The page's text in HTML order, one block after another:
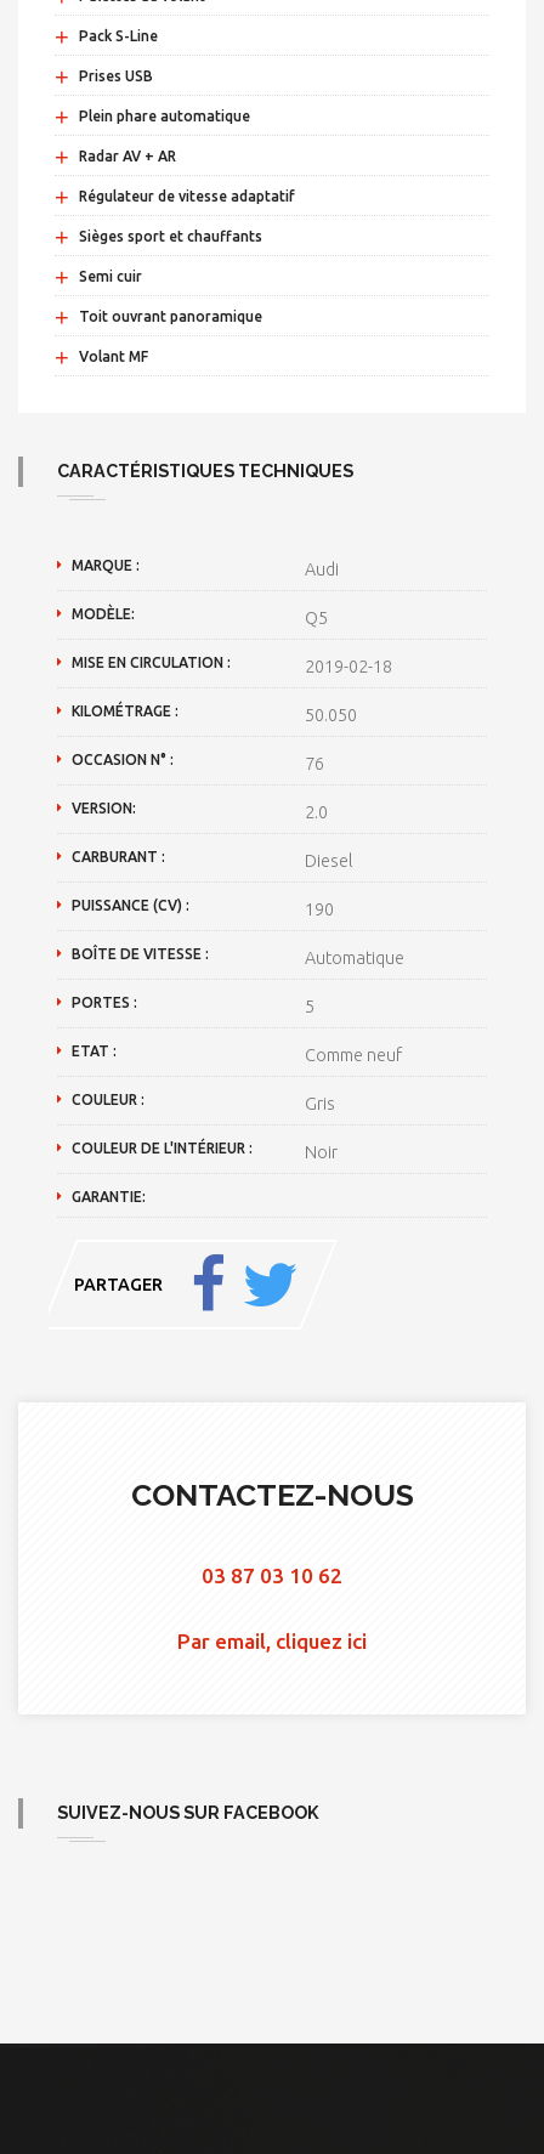
+ Pack S-Line
+ Prises USB
+ Plein phare automatique
+ Radar AV + AR
+ Régulateur de vitesse adaptatif
+ Sièges sport et chauffants
+ Semi cuir
+ Toit ouvrant panoramique
+ Volant MF
CARACTÉRISTIQUES TECHNIQUES
MARQUE : Audi
MODÈLE: Q5
MISE EN CIRCULATION : 2019-02-18
KILOMÉTRAGE : 50.050
OCCASION N° : 76
VERSION: 2.0
CARBURANT : Diesel
PUISSANCE (CV) : 190
BOÎTE DE VITESSE : Automatique
PORTES : 5
ETAT : Comme neuf
COULEUR : Gris
COULEUR DE L'INTÉRIEUR : Noir
GARANTIE:
PARTAGER
CONTACTEZ-NOUS
03 87 03 10 62
Par email, cliquez ici
SUIVEZ-NOUS SUR FACEBOOK